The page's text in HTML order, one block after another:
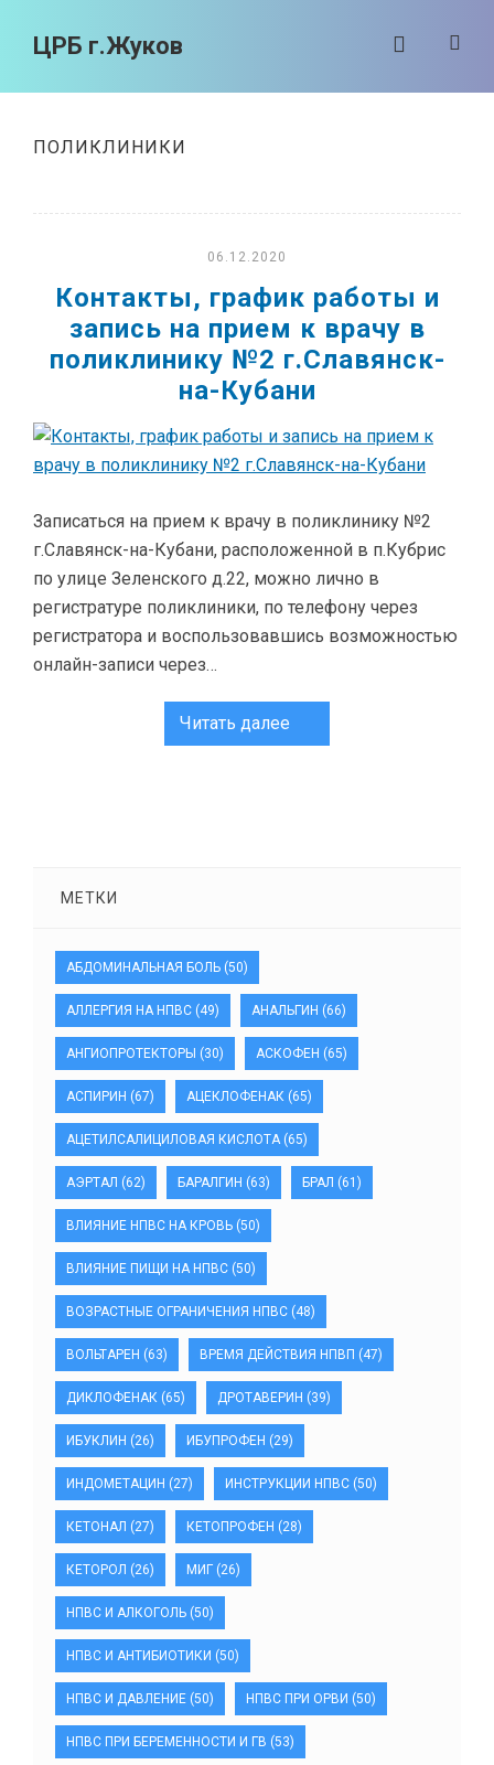
ЦРБ г.Жуков
ПОЛИКЛИНИКИ
06.12.2020
Контакты, график работы и
запись на прием к врачу в
поликлинику №2 г.Славянск-
на-Кубани
Записаться на прием к врачу в поликлинику №2
г.Славянск-на-Кубани, расположенной в п.Кубрис
по улице Зеленского д.22, можно лично в
регистратуре поликлиники, по телефону через
регистратора и воспользовавшись возможностью
онлайн-записи через…
Читать далее
МЕТКИ
АБДОМИНАЛЬНАЯ БОЛЬ (50)
АЛЛЕРГИЯ НА НПВС (49) АНАЛЬГИН (66)
АНГИОПРОТЕКТОРЫ (30) АСКОФЕН (65)
АСПИРИН (67) АЦЕКЛОФЕНАК (65)
АЦЕТИЛСАЛИЦИЛОВАЯ КИСЛОТА(65)
АЭРТАЛ (62) БАРАЛГИН (63) БРАЛ (61)
ВЛИЯНИЕ НПВС НА КРОВЬ (50)
ВЛИЯНИЕ ПИЩИ НА НПВС (50)
ВОЗРАСТНЫЕ ОГРАНИЧЕНИЯ НПВС (48)
ВОЛЬТАРЕН (63) ВРЕМЯ ДЕЙСТВИЯ НПВП (47)
ДИКЛОФЕНАК (65) ДРОТАВЕРИН (39)
ИБУКЛИН (26) ИБУПРОФЕН (29)
ИНДОМЕТАЦИН (27) ИНСТРУКЦИИ НПВС (50)
КЕТОНАЛ (27) КЕТОПРОФЕН (28)
КЕТОРОЛ (26) МИГ (26)
НПВС И АЛКОГОЛЬ (50)
НПВС И АНТИБИОТИКИ (50)
НПВС И ДАВЛЕНИЕ (50) НПВС ПРИ ОРВИ (50)
НПВС ПРИ БЕРЕМЕННОСТИ И ГВ (53)